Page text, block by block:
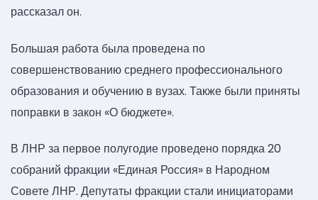
рассказал он.
Большая работа была проведена по
совершенствованию среднего профессионального
образования и обучению в вузах. Также были приняты
поправки в закон «О бюджете».
В ЛНР за первое полугодие проведено порядка 20
собраний фракции «Единая Россия» в Народном
Совете ЛНР. Депутаты фракции стали инициаторами